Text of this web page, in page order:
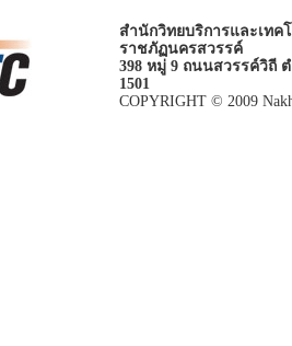
สำนักวิทยบริการและเทค
ราชภัฏนครสวรรค์
398 หมู่ 9 ถนนสวรรค์วิถี ต
1501
COPYRIGHT © 2009